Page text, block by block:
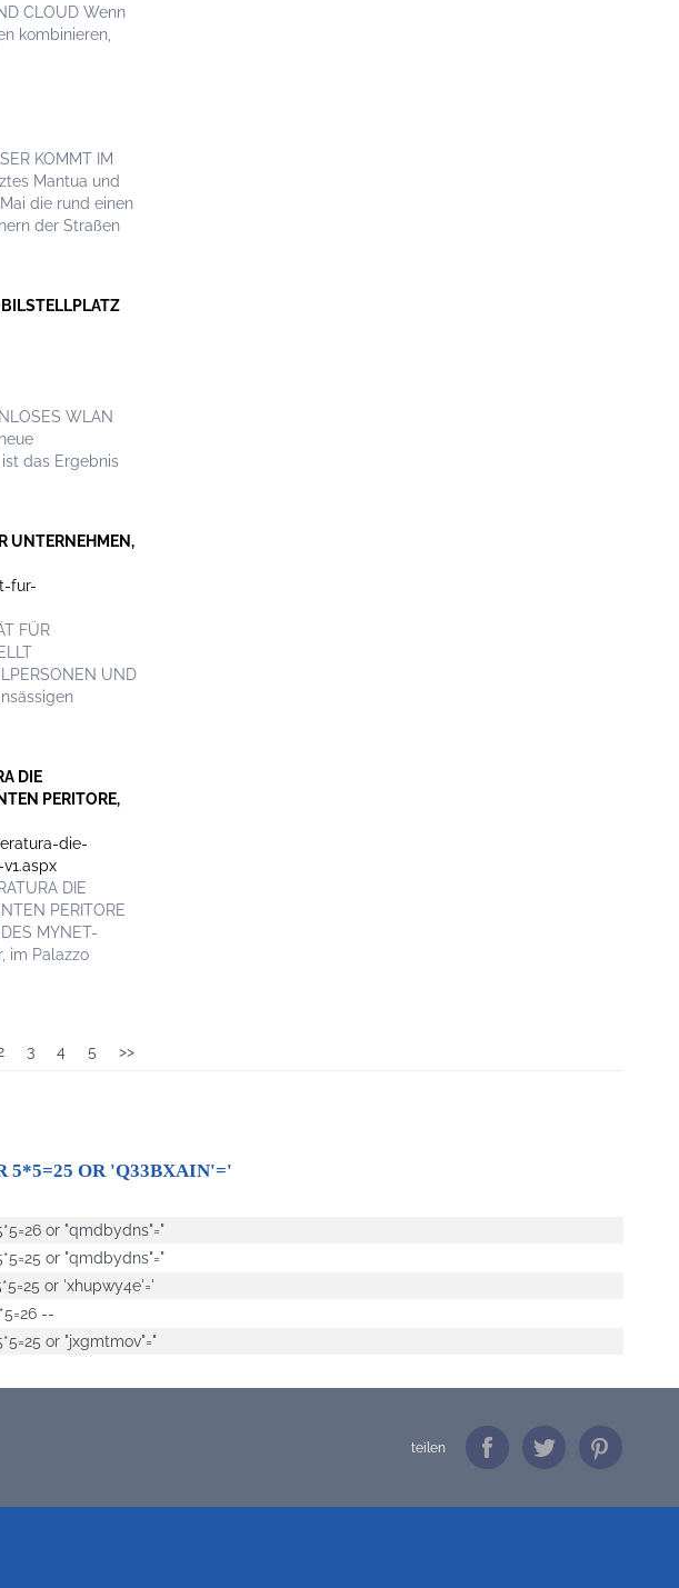
CLOUD Wenn
kombinieren,
KOMMT IM
Mantua und
die rund einen
der Straßen
WLAN
das Ergebnis
UNTERNEHMEN,
fur-
FÜR
UND
DIE
PERITORE,
die-
DIE
PERITORE
MYNET-
im Palazzo
3 4 5 >>
5*5=25 OR 'Q33BXAIN'='
or "qmdbydns"="
or "qmdbydns"="
or 'xhupwy4e'='
--
or "jxgmtmov"="
teilen